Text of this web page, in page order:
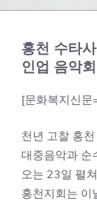
홍천 수타
인업 음악
[문화복지신
천년 고찰 홍
대중음악과 순
오는 23일 펼
홍천지회는 이